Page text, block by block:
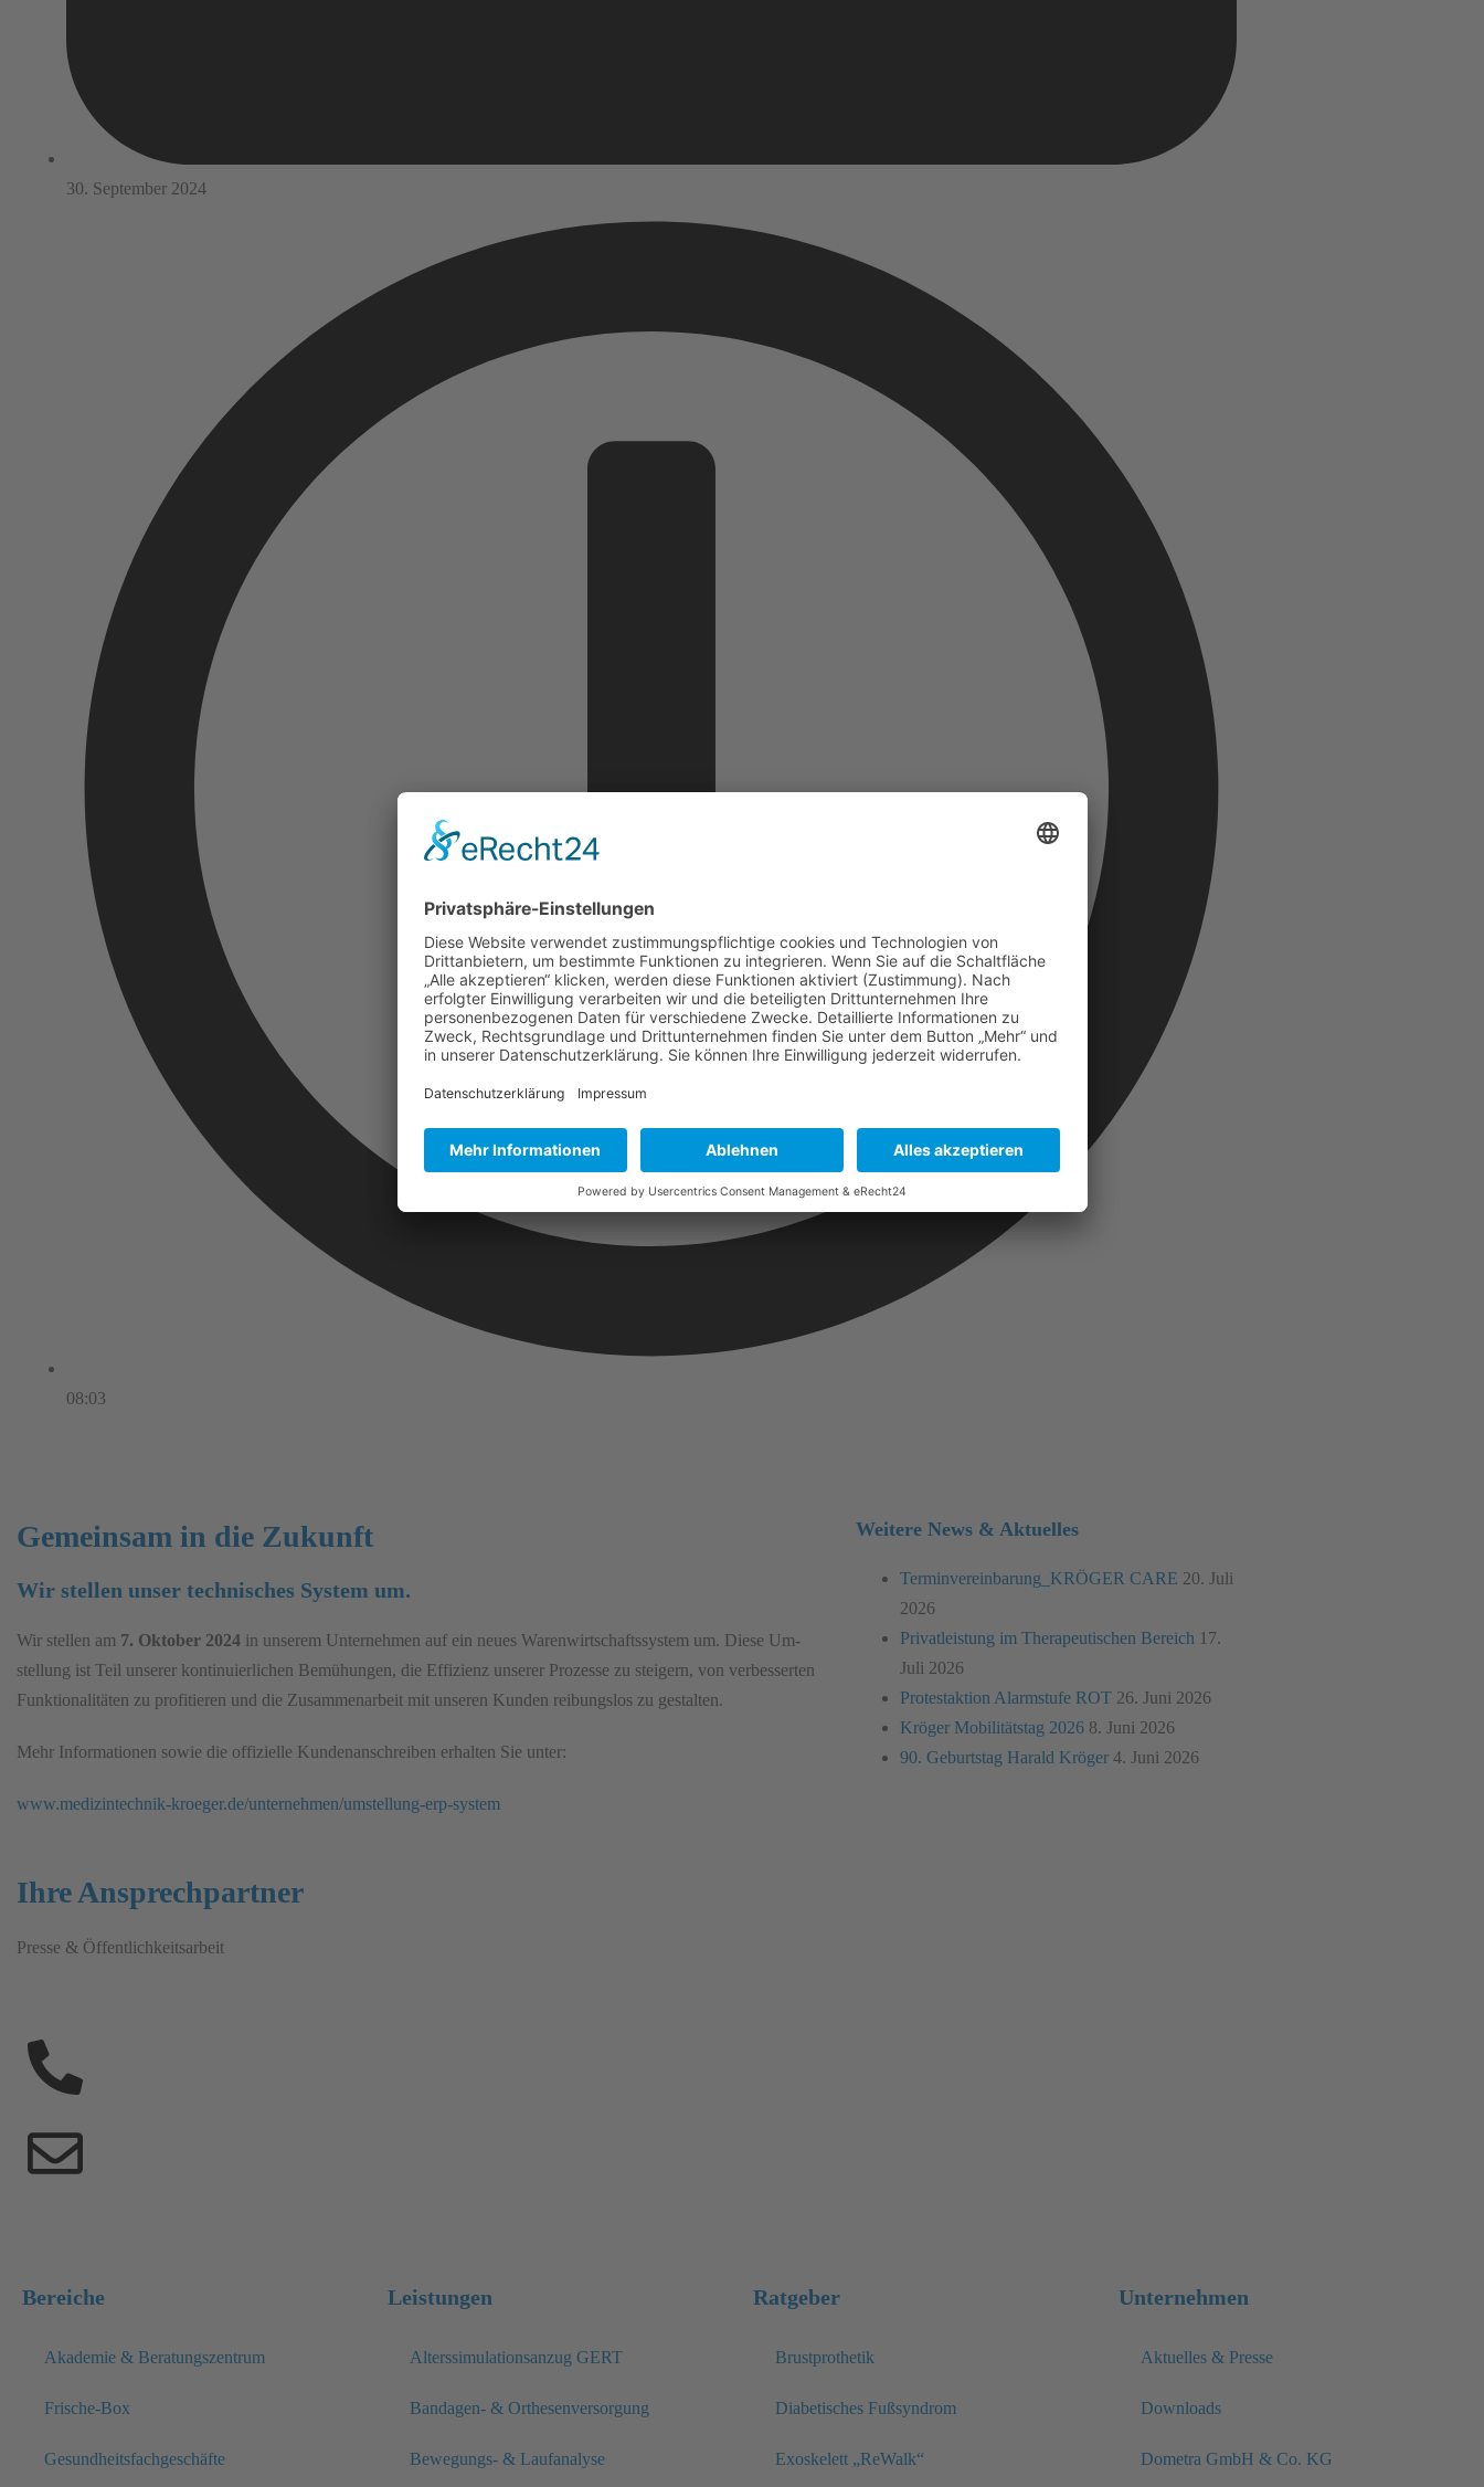
30. September 2024
08:03
Gemeinsam in die Zukunft
Wir stellen unser technisches System um.
Wir stellen am 7. Oktober 2024 in unserem Unternehmen auf ein neues Waren­wirtschafts­system um. Diese Um­
stellung ist Teil unserer kontinuierlichen Bemühungen, die Effizienz unserer Prozesse zu steigern, von verbesserten
Funktionalitäten zu profitieren und die Zusammen­arbeit mit unseren Kunden reibungs­los zu gestalten.
Mehr Informationen sowie die offizielle Kundenanschreiben erhalten Sie unter:
www.medizintechnik-kroeger.de/unternehmen/umstellung-erp-system
Weitere News & Aktuelles
Terminvereinbarung_KRÖGER CARE 20. Juli
2026
Privatleistung im Therapeutischen Bereich 17.
Juli 2026
Protestaktion Alarmstufe ROT 26. Juni 2026
Kröger Mobilitätstag 2026 8. Juni 2026
90. Geburtstag Harald Kröger 4. Juni 2026
Ihre Ansprechpartner
Presse & Öffentlichkeitsarbeit
Bereiche
Akademie & Beratungszentrum
Frische-Box
Gesundheitsfachgeschäfte
Leistungen
Alterssimulationsanzug GERT
Bandagen- & Orthesenversorgung
Bewegungs- & Laufanalyse
Ratgeber
Brustprothetik
Diabetisches Fußsyndrom
Exoskelett „ReWalk“
Unternehmen
Aktuelles & Presse
Downloads
Dometra GmbH & Co. KG